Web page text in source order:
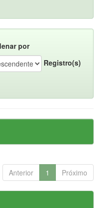
por
Registro(s)
Anterior 1 Próximo